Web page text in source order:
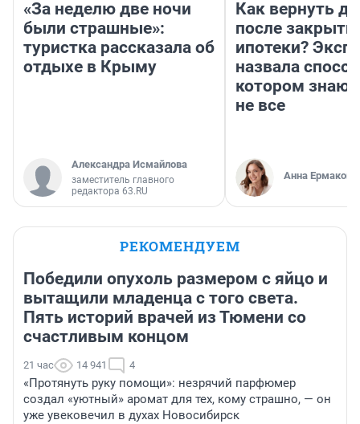
«За неделю две ночи
были страшные»:
туристка рассказала об
отдыхе в Крыму
Александра Исмайлова
заместитель главного
редактора 63.RU
Как вернуть
после
ипотеки?
назвала
котором
не все
Анна Ермакова
РЕКОМЕНДУЕМ
Победили опухоль размером с яйцо и
вытащили младенца с того света.
Пять историй врачей из Тюмени со
счастливым концом
21 час 14 941 4
«Протянуть руку помощи»: незрячий парфюмер
создал «уютный» аромат для тех, кому страшно, — он
уже увековечил в духах Новосибирск